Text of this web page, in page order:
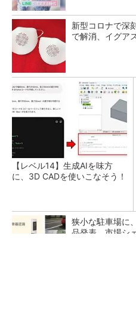
新型コロナで深
で解消、イグア
【レベル14】生成AIを味方
に、3D CADを使いこなそう！
狭小な駐車場に
品発表 市場シ